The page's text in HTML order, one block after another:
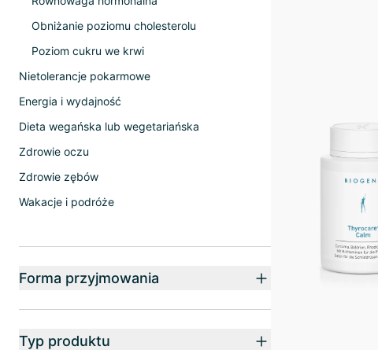
Obniżanie poziomu cholesterolu
Poziom cukru we krwi
Nietolerancje pokarmowe
Energia i wydajność
Dieta wegańska lub wegetariańska
Zdrowie oczu
Zdrowie zębów
Wakacje i podróże
Forma przyjmowania
Typ produktu